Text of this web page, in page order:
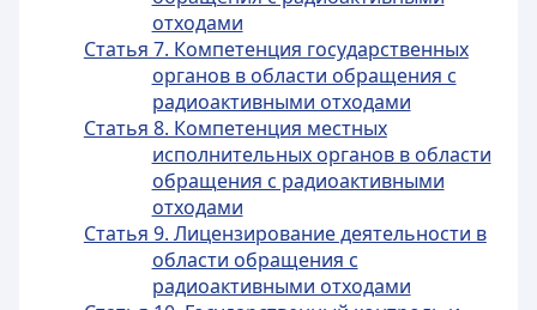
отходами
Статья 7. Компетенция государственных
органов в области обращения с
радиоактивными отходами
Статья 8. Компетенция местных
исполнительных органов в области
обращения с радиоактивными
отходами
Статья 9. Лицензирование деятельности в
области обращения с
радиоактивными отходами